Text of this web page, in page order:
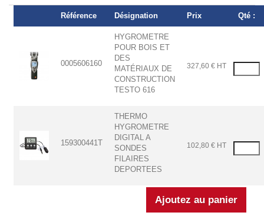
Référence Désignation Prix Qté :
0005606160
HYGROMETRE
POUR BOIS ET
DES
MATÉRIAUX DE
CONSTRUCTION
TESTO 616
327,60 € HT
159300441T
THERMO
HYGROMETRE
DIGITAL A
SONDES
FILAIRES
DEPORTEES
102,80 € HT